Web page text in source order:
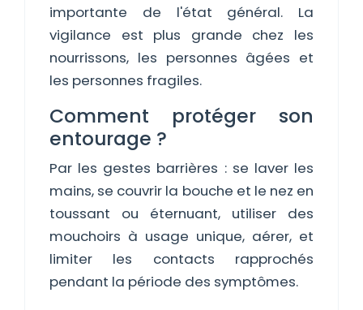
importante de l'état général. La
vigilance est plus grande chez les
nourrissons, les personnes âgées et
les personnes fragiles.
Comment protéger son
entourage ?
Par les gestes barrières : se laver les
mains, se couvrir la bouche et le nez en
toussant ou éternuant, utiliser des
mouchoirs à usage unique, aérer, et
limiter les contacts rapprochés
pendant la période des symptômes.